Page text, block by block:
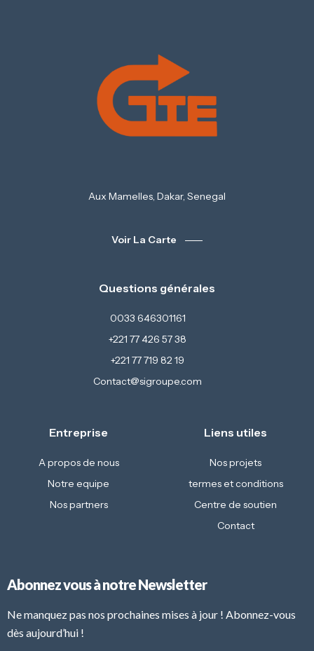
Aux Mamelles, Dakar, Senegal
Voir La Carte
Questions générales
0033 646301161
+221 77 426 57 38
+221 77 719 82 19
Contact@sigroupe.com
Entreprise
A propos de nous
Notre equipe
Nos partners
Liens utiles
Nos projets
termes et conditions
Centre de soutien
Contact
Abonnez vous à notre Newsletter
Ne manquez pas nos prochaines mises à jour ! Abonnez-vous
dès aujourd’hui !